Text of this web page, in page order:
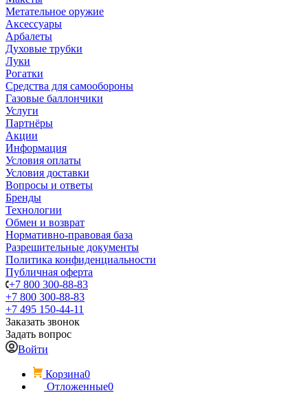
Метательное оружие
Аксессуары
Арбалеты
Духовые трубки
Луки
Рогатки
Средства для самообороны
Газовые баллончики
Услуги
Партнёры
Акции
Информация
Условия оплаты
Условия доставки
Вопросы и ответы
Бренды
Технологии
Обмен и возврат
Нормативно-правовая база
Разрешительные документы
Политика конфиденциальности
Публичная оферта
+7 800 300-88-83
+7 800 300-88-83
+7 495 150-44-11
Заказать звонок
Задать вопрос
Войти
Корзина0
Отложенные0